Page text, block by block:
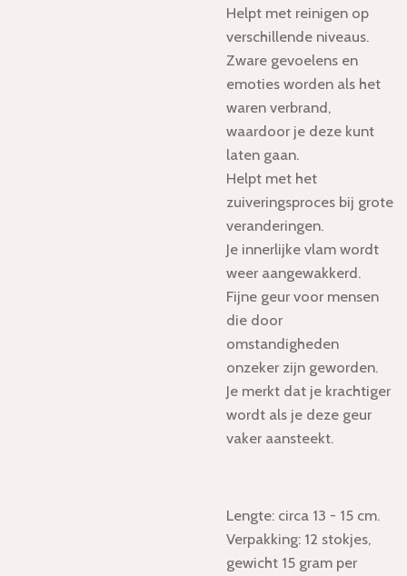
Helpt met reinigen op
verschillende niveaus.
Zware gevoelens en
emoties worden als het
waren verbrand,
waardoor je deze kunt
laten gaan.
Helpt met het
zuiveringsproces bij grote
veranderingen.
Je innerlijke vlam wordt
weer aangewakkerd.
Fijne geur voor mensen
die door
omstandigheden
onzeker zijn geworden.
Je merkt dat je krachtiger
wordt als je deze geur
vaker aansteekt.
Lengte: circa 13 - 15 cm.
Verpakking: 12 stokjes,
gewicht 15 gram per